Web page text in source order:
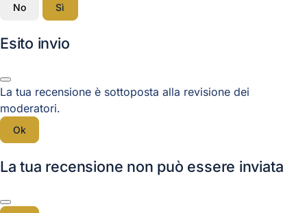
No Sì
Esito invio
La tua recensione è sottoposta alla revisione dei
moderatori.
Ok
La tua recensione non può essere inviata